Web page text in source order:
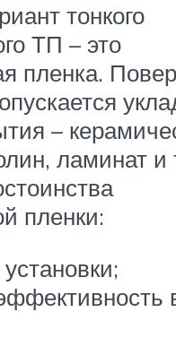
тонкого
ТП – это
пленка.
–
ламинат и
пленки: